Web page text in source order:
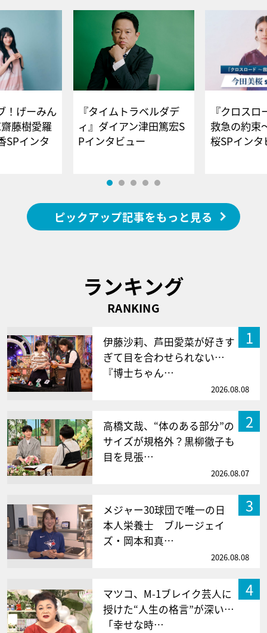
！げーみん
藤樹愛羅
SPインタ
『タイムトラベルダデ
ィ』ダイアン津田篤宏S
Pインタビュー
『クロス
救急の約束
桜SPイ
ピックアップ記事をもっと見る
ランキング
RANKING
1
伊藤沙莉、芦田愛菜が好きす
ぎて目を合わせられない…
『博士ちゃん…
2026.08.08
2
高橋文哉、“体のある部分”の
サイズが規格外？黒柳徹子も
目を見張…
2026.08.07
3
メジャー30球団で唯一の日
本人栄養士 ブルージェイ
ズ・岡本和真…
2026.08.08
4
マツコ、M-1ブレイク芸人に
授けた“人生の格言”が深い…
「幸せな時…